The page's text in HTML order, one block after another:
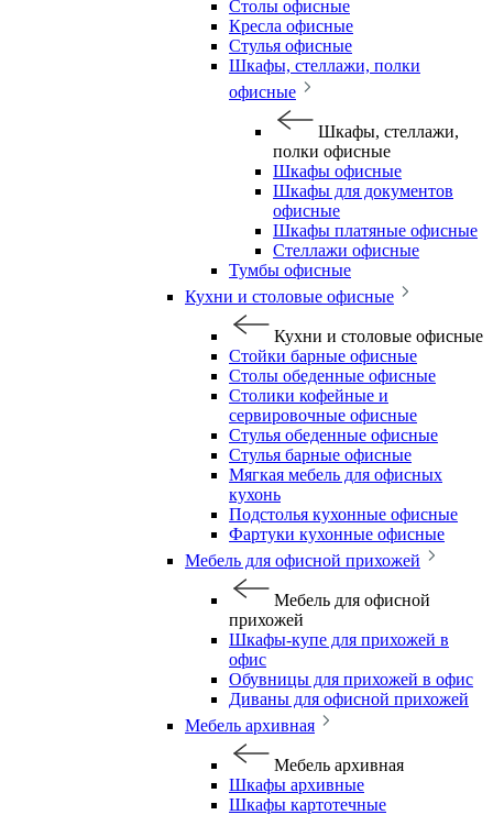
Столы офисные
Кресла офисные
Стулья офисные
Шкафы, стеллажи, полки
офисные
Шкафы, стеллажи,
полки офисные
Шкафы офисные
Шкафы для документов
офисные
Шкафы платяные офисные
Стеллажи офисные
Тумбы офисные
Кухни и столовые офисные
Кухни и столовые офисные
Стойки барные офисные
Столы обеденные офисные
Столики кофейные и
сервировочные офисные
Стулья обеденные офисные
Стулья барные офисные
Мягкая мебель для офисных
кухонь
Подстолья кухонные офисные
Фартуки кухонные офисные
Мебель для офисной прихожей
Мебель для офисной
прихожей
Шкафы-купе для прихожей в
офис
Обувницы для прихожей в офис
Диваны для офисной прихожей
Мебель архивная
Мебель архивная
Шкафы архивные
Шкафы картотечные